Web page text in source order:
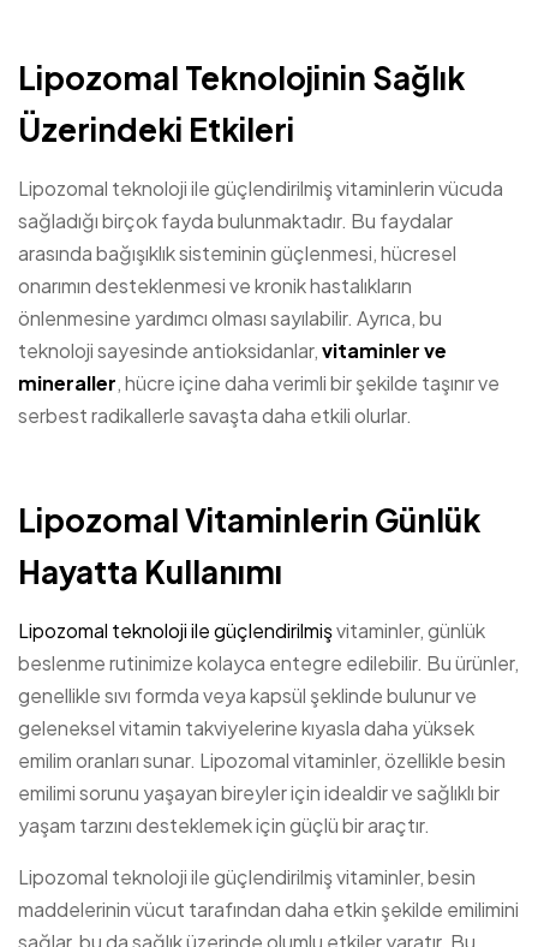
Lipozomal Teknolojinin Sağlık
Üzerindeki Etkileri
Lipozomal teknoloji ile güçlendirilmiş vitaminlerin vücuda
sağladığı birçok fayda bulunmaktadır. Bu faydalar
arasında bağışıklık sisteminin güçlenmesi, hücresel
onarımın desteklenmesi ve kronik hastalıkların
önlenmesine yardımcı olması sayılabilir. Ayrıca, bu
teknoloji sayesinde antioksidanlar,vitaminler ve
mineraller, hücre içine daha verimli bir şekilde taşınır ve
serbest radikallerle savaşta daha etkili olurlar.
Lipozomal Vitaminlerin Günlük
Hayatta Kullanımı
Lipozomal teknoloji ile güçlendirilmişvitaminler, günlük
beslenme rutinimize kolayca entegre edilebilir. Bu ürünler,
genellikle sıvı formda veya kapsül şeklinde bulunur ve
geleneksel vitamin takviyelerine kıyasla daha yüksek
emilim oranları sunar. Lipozomal vitaminler, özellikle besin
emilimi sorunu yaşayan bireyler için idealdir ve sağlıklı bir
yaşam tarzını desteklemek için güçlü bir araçtır.
Lipozomal teknoloji ile güçlendirilmiş vitaminler, besin
maddelerinin vücut tarafından daha etkin şekilde emilimini
sağlar, bu da sağlık üzerinde olumlu etkiler yaratır. Bu